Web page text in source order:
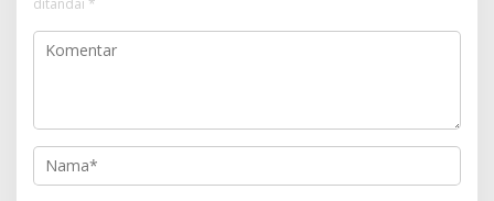
ditandai *